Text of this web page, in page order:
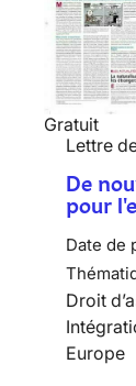
Gratuit
Lettre
De
pour
Date de
Droit
Europe